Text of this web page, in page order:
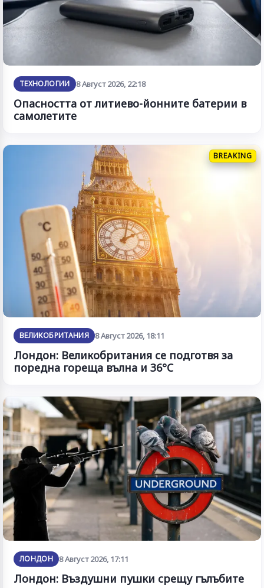
ТЕХНОЛОГИИ 8 Август 2026, 22:18
Опасността от литиево-йонните батерии в
самолетите
BREAKING
ВЕЛИКОБРИТАНИЯ 8 Август 2026, 18:11
Лондон: Великобритания се подготвя за
поредна гореща вълна и 36°C
ЛОНДОН 8 Август 2026, 17:11
Лондон: Въздушни пушки срещу гълъбите